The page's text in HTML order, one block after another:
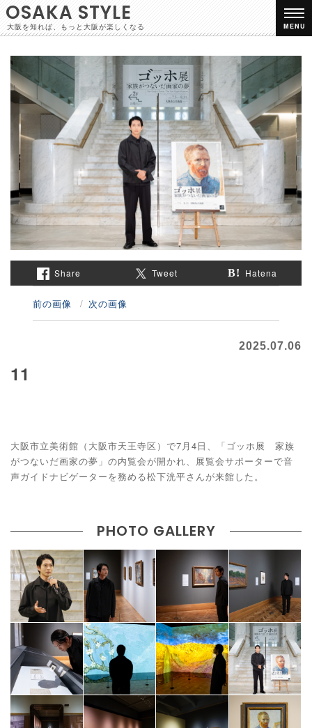
OSAKA STYLE
大阪を知れば、もっと大阪が楽しくなる MENU
Share Tweet Hatena
前の画像 次の画像
2025.07.06
11
大阪市立美術館（大阪市天王寺区）で7月4日、「ゴッホ展 家族
がつないだ画家の夢」の内覧会が開かれ、展覧会サポーターで音
声ガイドナビゲーターを務める松下洸平さんが来館した。
PHOTO GALLERY